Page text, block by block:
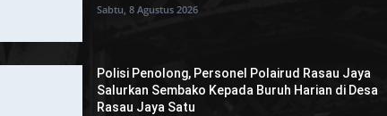
Sabtu, 8 Agustus 2026
Polisi Penolong, Personel Polairud Rasau Jaya
Salurkan Sembako Kepada Buruh Harian di Desa
Rasau Jaya Satu